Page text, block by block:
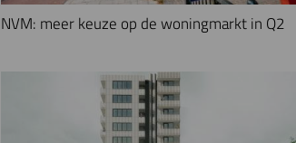
NVM: meer keuze op de woningmarkt in Q2